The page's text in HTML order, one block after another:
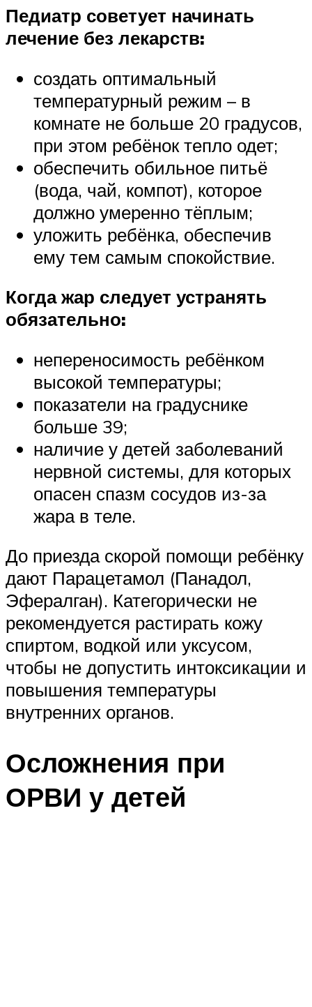
Педиатр советует начинать
лечение без лекарств:
создать оптимальный
температурный режим – в
комнате не больше 20 градусов,
при этом ребёнок тепло одет;
обеспечить обильное питьё
(вода, чай, компот), которое
должно умеренно тёплым;
уложить ребёнка, обеспечив
ему тем самым спокойствие.
Когда жар следует устранять
обязательно:
непереносимость ребёнком
высокой температуры;
показатели на градуснике
больше 39;
наличие у детей заболеваний
нервной системы, для которых
опасен спазм сосудов из-за
жара в теле.
До приезда скорой помощи ребёнку
дают Парацетамол (Панадол,
Эфералган). Категорически не
рекомендуется растирать кожу
спиртом, водкой или уксусом,
чтобы не допустить интоксикации и
повышения температуры
внутренних органов.
Осложнения при
ОРВИ у детей